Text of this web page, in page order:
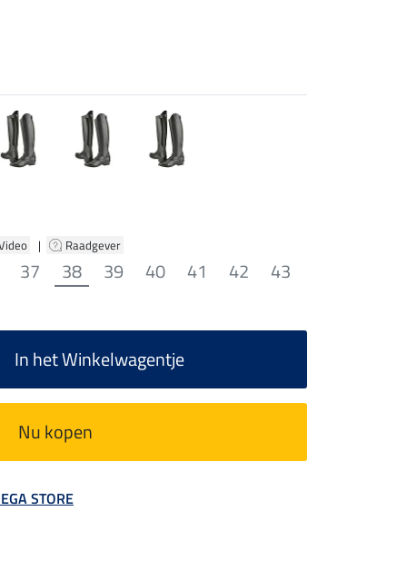
| Raadgever
37 38 39 40 41 42 43
In het Winkelwagentje
Nu kopen
STORE